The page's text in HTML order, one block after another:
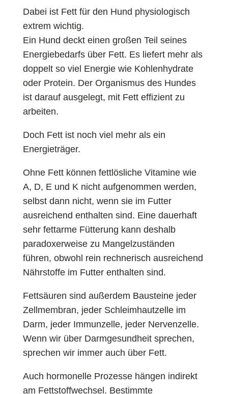
Dabei ist Fett für den Hund physiologisch
extrem wichtig.
Ein Hund deckt einen großen Teil seines
Energiebedarfs über Fett. Es liefert mehr als
doppelt so viel Energie wie Kohlenhydrate
oder Protein. Der Organismus des Hundes
ist darauf ausgelegt, mit Fett effizient zu
arbeiten.
Doch Fett ist noch viel mehr als ein
Energieträger.
Ohne Fett können fettlösliche Vitamine wie
A, D, E und K nicht aufgenommen werden,
selbst dann nicht, wenn sie im Futter
ausreichend enthalten sind. Eine dauerhaft
sehr fettarme Fütterung kann deshalb
paradoxerweise zu Mangelzuständen
führen, obwohl rein rechnerisch ausreichend
Nährstoffe im Futter enthalten sind.
Fettsäuren sind außerdem Bausteine jeder
Zellmembran, jeder Schleimhautzelle im
Darm, jeder Immunzelle, jeder Nervenzelle.
Wenn wir über Darmgesundheit sprechen,
sprechen wir immer auch über Fett.
Auch hormonelle Prozesse hängen indirekt
am Fettstoffwechsel. Bestimmte